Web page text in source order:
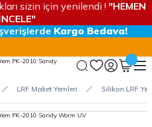
sizin için yenilendi ! "HEMEN
Kargo Bedava!
LRF Maket Yemleri Silikon LRF